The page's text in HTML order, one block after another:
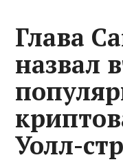
Глава
назвал
Уолл-